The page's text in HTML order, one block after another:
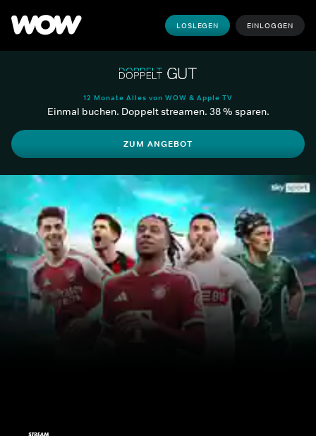
LOSLEGEN EINLOGGEN
12 Monate Alles von WOW & Apple TV
Einmal buchen. Doppelt streamen. 38 % sparen.
ZUM ANGEBOT